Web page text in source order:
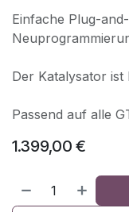
Einfache Plug-
Der Katalysator ist
Passend auf alle
1.399,00 €